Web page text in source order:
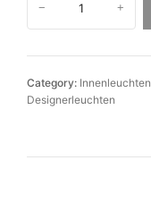
e
r
n
a
− +
Category: Innenleuchten
Designerleuchten